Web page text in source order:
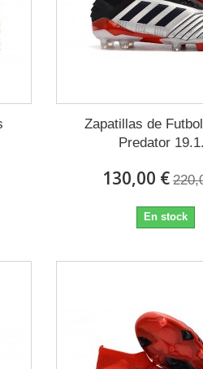
Zapatillas de
Predator
130,00 €
En stock